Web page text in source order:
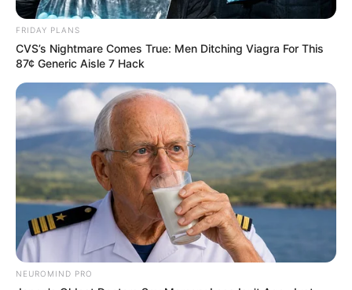
Découvrez le Cheval du jour
FRIDAY PLANS
CVS’s Nightmare Comes True: Men Ditching Viagra For This
87¢ Generic Aisle 7 Hack
NEUROMIND PRO